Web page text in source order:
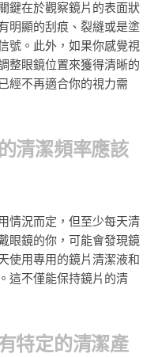
鍵在於觀察鏡片的表面狀
明顯的刮痕、裂縫或是塗
號。此外，如果你感覺視
整眼鏡位置來獲得清晰的
經不再適合你的視力需
清潔頻率應該
情況而定，但至少每天清
眼鏡的你，可能會發現鏡
使用專用的鏡片清潔液和
這不僅能保持鏡片的清
特定的清潔產